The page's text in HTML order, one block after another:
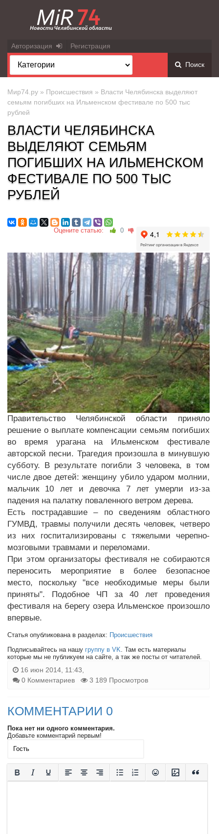
Авторизация Регистрация
Поиск
Мир74.ру » Происшествия » Власти Челябинска выделяют
семьям погибших на Ильменском фестивале по 500 тыс
рублей
ВЛАСТИ ЧЕЛЯБИНСКА
ВЫДЕЛЯЮТ СЕМЬЯМ
ПОГИБШИХ НА ИЛЬМЕНСКОМ
ФЕСТИВАЛЕ ПО 500 ТЫС
РУБЛЕЙ
Оцените статью: 0
Правительство Челябинской области приняло
решение о выплате компенсации семьям погибших
во время урагана на Ильменском фестивале
авторской песни. Трагедия произошла в минувшую
субботу. В результате погибли 3 человека, в том
числе двое детей: женщину убило ударом молнии,
мальчик 10 лет и девочка 7 лет умерли из-за
падения на палатку поваленного ветром дерева.
Есть пострадавшие – по сведениям областного
ГУМВД, травмы получили десять человек, четверо
из них госпитализированы с тяжелыми черепно-
мозговыми травмами и переломами.
При этом организаторы фестиваля не собираются
переносить мероприятие в более безопасное
место, поскольку "все необходимые меры были
приняты". Подобное ЧП за 40 лет проведения
фестиваля на берегу озера Ильменское произошло
впервые.
Статья опубликована в разделах: Происшествия
Подписывайтесь на нашу группу в VK . Там есть материалы
которые мы не публикуем на сайте, а так же посты от читателей.
16 июн 2014, 11:43,
0 Комментариев
3 189 Просмотров
КОММЕНТАРИИ 0
Пока нет ни одного комментария.
Добавьте комментарий первым!